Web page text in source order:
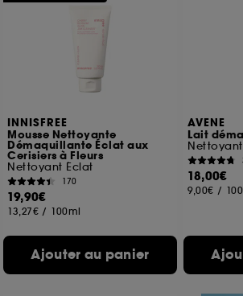
INNISFREE
Mousse Nettoyante
Démaquillante Éclat aux
Cerisiers à Fleurs
Nettoyant Éclat
170
19,90€
13,27€ / 100ml
Ajouter au panier
AVENE
Lait
18,00€
9,00€ /